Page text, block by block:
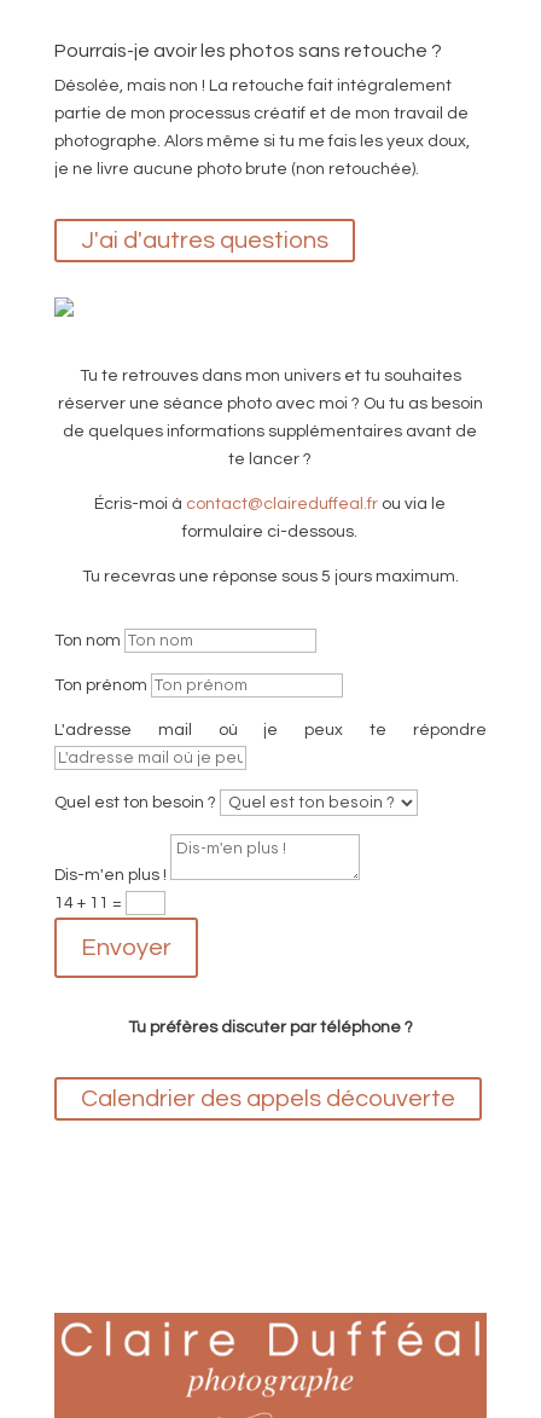
Pourrais-je avoir les photos sans retouche ?
Désolée, mais non ! La retouche fait intégralement
partie de mon processus créatif et de mon travail de
photographe. Alors même si tu me fais les yeux doux,
je ne livre aucune photo brute (non retouchée).
J'ai d'autres questions
Tu te retrouves dans mon univers et tu souhaites
réserver une séance photo avec moi ? Ou tu as besoin
de quelques informations supplémentaires avant de
te lancer ?
Écris-moi à contact@claireduffeal.fr ou via le
formulaire ci-dessous.
Tu recevras une réponse sous 5 jours maximum.
Ton nom
Ton prénom
L'adresse mail où je peux te répondre
Quel est ton besoin ?
Dis-m'en plus !
14 + 11 =
Envoyer
Tu préfères discuter par téléphone ?
Calendrier des appels découverte